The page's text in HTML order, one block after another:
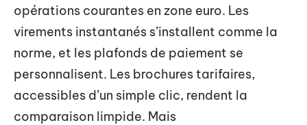
opérations courantes en zone euro. Les
virements instantanés s’installent comme la
norme, et les plafonds de paiement se
personnalisent. Les brochures tarifaires,
accessibles d’un simple clic, rendent la
comparaison limpide. Mais